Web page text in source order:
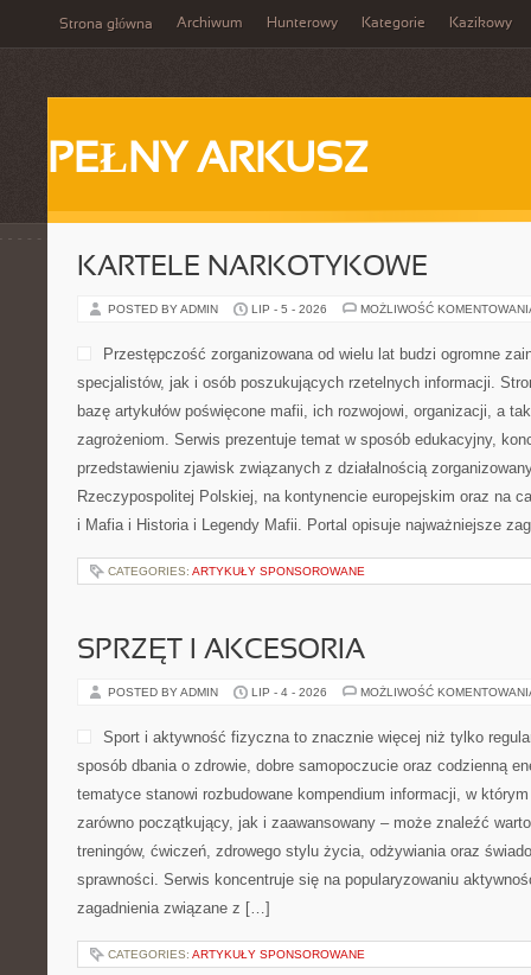
Strona główna Archiwum Hunterowy Kategorie Kazikowy
PEŁNY ARKUSZ
KARTELE NARKOTYKOWE
POSTED BY ADMIN LIP - 5 - 2026 MOŻLIWOŚĆ
Przestępczość zorganizowana od wielu lat budzi ogromne
specjalistów, jak i osób poszukujących rzetelnych informacji.
bazę artykułów poświęcone mafii, ich rozwojowi, organizacji, a
zagrożeniom. Serwis prezentuje temat w sposób edukacyjny,
przedstawieniu zjawisk związanych z działalnością
Rzeczypospolitej Polskiej, na kontynencie europejskim oraz na
i Mafia i Historia i Legendy Mafii. Portal opisuje najważniejsze
CATEGORIES: ARTYKUŁY SPONSOROWANE
SPRZĘT I AKCESORIA
POSTED BY ADMIN LIP - 4 - 2026 MOŻLIWOŚĆ
Sport i aktywność fizyczna to znacznie więcej niż tylko
sposób dbania o zdrowie, dobre samopoczucie oraz codzienną
tematyce stanowi rozbudowane kompendium informacji, w
zarówno początkujący, jak i zaawansowany – może znaleźć
treningów, ćwiczeń, zdrowego stylu życia, odżywiania oraz
sprawności. Serwis koncentruje się na popularyzowaniu
zagadnienia związane z […]
CATEGORIES: ARTYKUŁY SPONSOROWANE